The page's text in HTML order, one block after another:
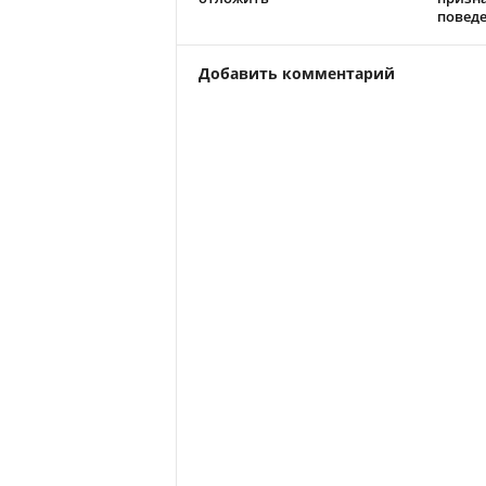
Добавить комментарий